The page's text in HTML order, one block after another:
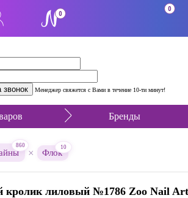
Менеджер свяжется с Вами в течение 10-ти минут!
0
0
Бренды
860
× Флок
10
лиловый №1786 Zoo Nail Art